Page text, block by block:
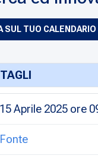
SUL TUO CALENDARIO
15 Aprile 2025 ore
Fonte